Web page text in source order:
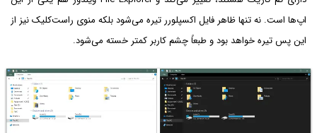
اپ‌ها است. نه تنها ظاهر فایل اکسپلورر تیره می‌شود بلکه منوی راست‌کلیک نیز از
این پس تیره خواهد بود و طبعاً چشم کاربر کمتر خسته می‌شود.